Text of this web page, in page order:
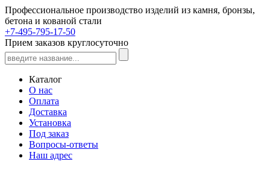
Профессиональное производство изделий из камня, бронзы,
бетона и кованой стали
+7-495-795-17-50
Прием заказов круглосуточно
Каталог
О нас
Оплата
Доставка
Установка
Под заказ
Вопросы-ответы
Наш адрес